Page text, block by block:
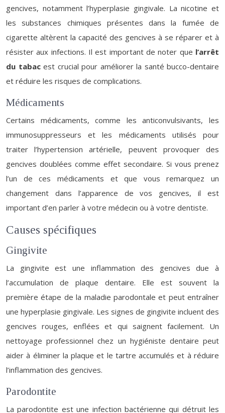
gencives, notamment l’hyperplasie gingivale. La nicotine et
les substances chimiques présentes dans la fumée de
cigarette altèrent la capacité des gencives à se réparer et à
résister aux infections. Il est important de noter que l’arrêt
du tabac est crucial pour améliorer la santé bucco-dentaire
et réduire les risques de complications.
Médicaments
Certains médicaments, comme les anticonvulsivants, les
immunosuppresseurs et les médicaments utilisés pour
traiter l’hypertension artérielle, peuvent provoquer des
gencives doublées comme effet secondaire. Si vous prenez
l’un de ces médicaments et que vous remarquez un
changement dans l’apparence de vos gencives, il est
important d’en parler à votre médecin ou à votre dentiste.
Causes spécifiques
Gingivite
La gingivite est une inflammation des gencives due à
l’accumulation de plaque dentaire. Elle est souvent la
première étape de la maladie parodontale et peut entraîner
une hyperplasie gingivale. Les signes de gingivite incluent des
gencives rouges, enflées et qui saignent facilement. Un
nettoyage professionnel chez un hygiéniste dentaire peut
aider à éliminer la plaque et le tartre accumulés et à réduire
l’inflammation des gencives.
Parodontite
La parodontite est une infection bactérienne qui détruit les